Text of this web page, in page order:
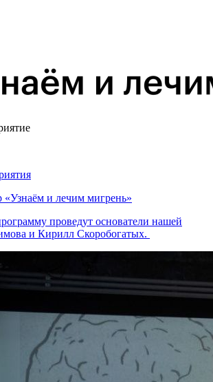
«Узнаём и лечим мигрень»
проведут основатели нашей
и Кирилл Скоробогатых.